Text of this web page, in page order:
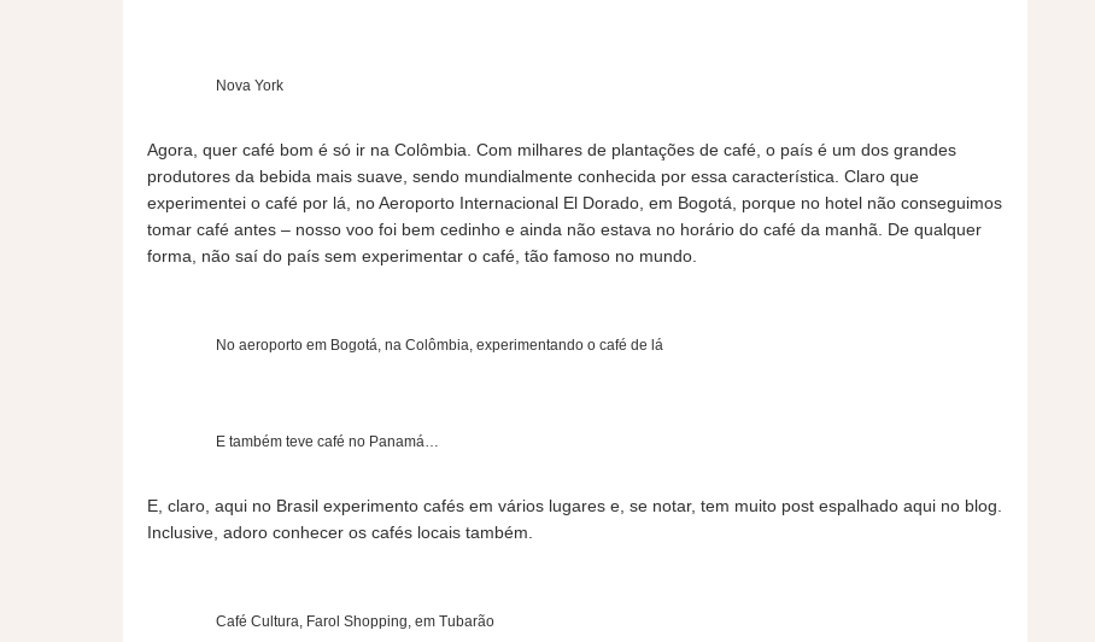
Nova York
Agora, quer café bom é só ir na Colômbia. Com milhares de plantações de café, o país é um dos grandes
produtores da bebida mais suave, sendo mundialmente conhecida por essa característica. Claro que
experimentei o café por lá, no Aeroporto Internacional El Dorado, em Bogotá, porque no hotel não conseguimos
tomar café antes – nosso voo foi bem cedinho e ainda não estava no horário do café da manhã. De qualquer
forma, não saí do país sem experimentar o café, tão famoso no mundo.
No aeroporto em Bogotá, na Colômbia, experimentando o café de lá
E também teve café no Panamá…
E, claro, aqui no Brasil experimento cafés em vários lugares e, se notar, tem muito post espalhado aqui no blog.
Inclusive, adoro conhecer os cafés locais também.
Café Cultura, Farol Shopping, em Tubarão